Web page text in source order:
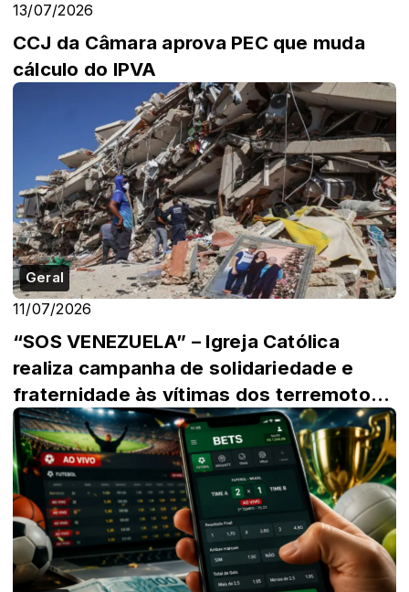
13/07/2026
CCJ da Câmara aprova PEC que muda
cálculo do IPVA
Geral
11/07/2026
“SOS VENEZUELA” – Igreja Católica
realiza campanha de solidariedade e
fraternidade às vítimas dos terremotos
da Venez...